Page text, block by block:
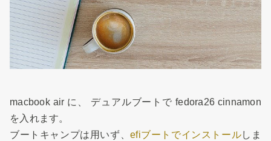
macbook air に、 デュアルブートで fedora26 cinnamon
を入れます。
ブートキャンプは用いず、efiブートでインストールしま